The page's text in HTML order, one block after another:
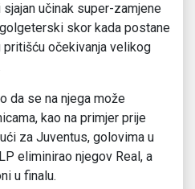
učinak super-zamjene
skor kada postane
očekivanja velikog
da se na njega može
kao na primjer prije
za Juventus, golovima u
eliminirao njegov Real, a
u finalu.